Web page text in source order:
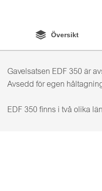
Översikt
Gavelsatsen EDF 350 är
Avsedd för egen
EDF 350 finns i två olika